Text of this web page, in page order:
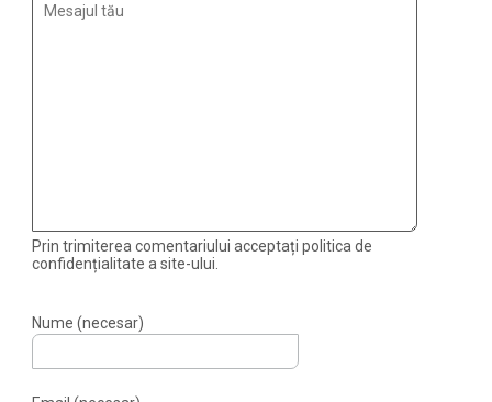
Prin trimiterea comentariului acceptați politica de
confidențialitate a site-ului.
Nume (necesar)